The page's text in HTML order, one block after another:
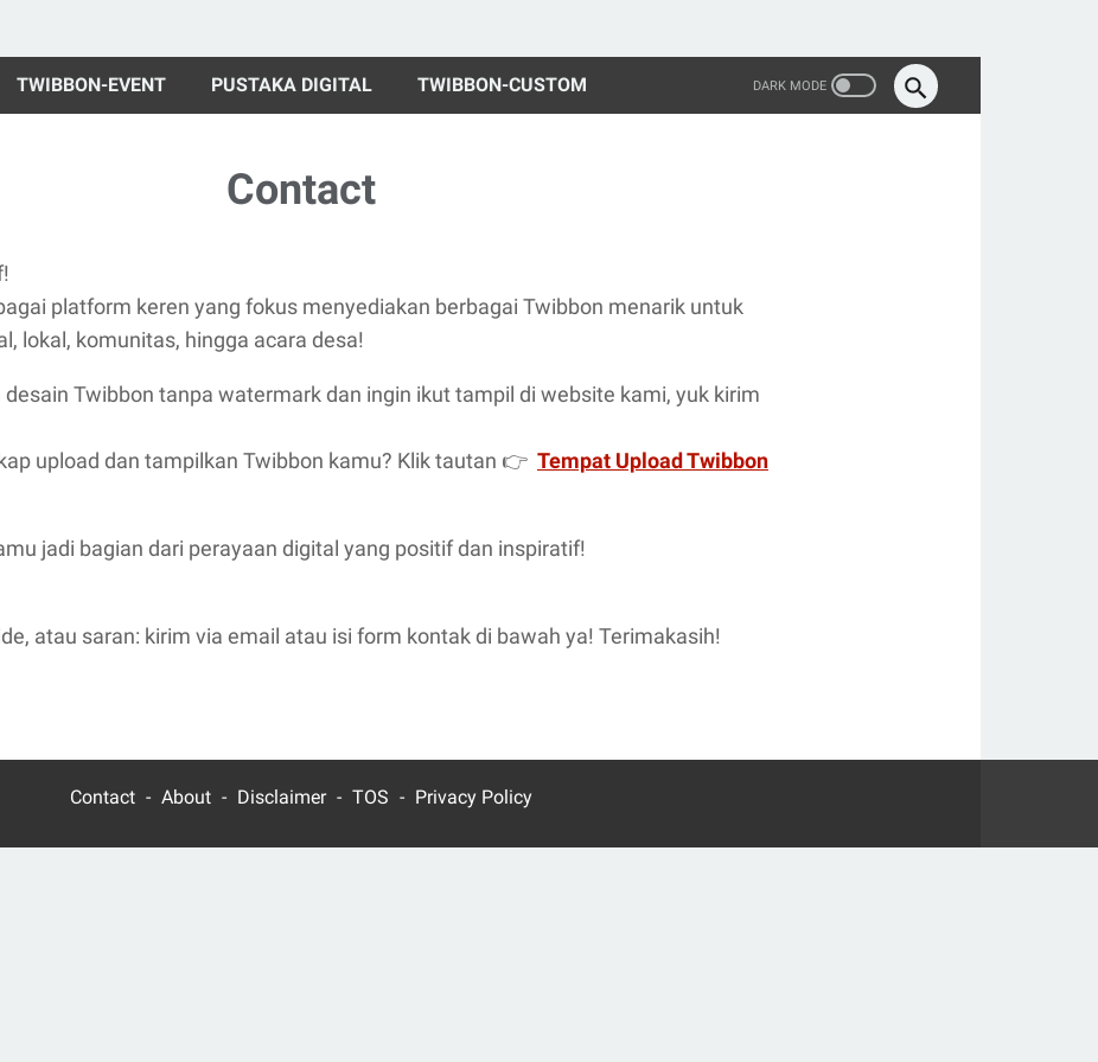
TWIBBON-EVENT PUSTAKA DIGITAL TWIBBON-CUSTOM
Contact
platform keren yang fokus menyediakan berbagai Twibbon menarik untuk
lokal, komunitas, hingga acara desa!
desain Twibbon tanpa watermark dan ingin ikut tampil di website kami, yuk kirim
upload dan tampilkan Twibbon kamu? Klik tautan 👉 Tempat Upload Twibbon
jadi bagian dari perayaan digital yang positif dan inspiratif!
atau saran: kirim via email atau isi form kontak di bawah ya! Terimakasih!
Contact About Disclaimer TOS Privacy Policy